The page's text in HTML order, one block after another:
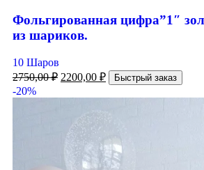
Фольгированная цифра”1″
из шариков.
10 Шаров
2750,00₽ 2200,00 ₽ Быстрый заказ
-20%